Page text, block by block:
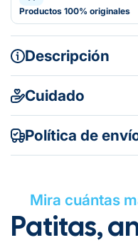
Productos 100% originales
Descripción
Cuidado
Política de
Mira cuántas
Patitas,